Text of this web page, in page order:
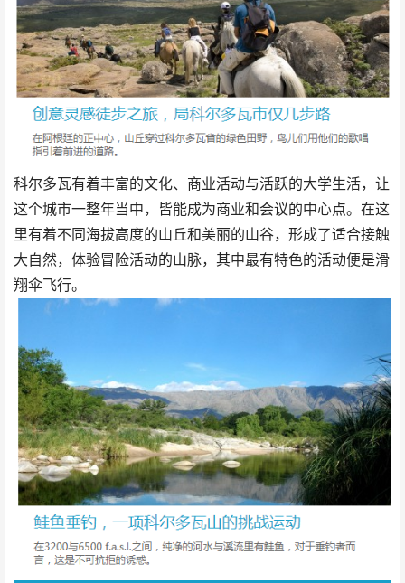
科尔多瓦有着丰富的文化、商业活动与活跃的大学生活，让
这个城市一整年当中，皆能成为商业和会议的中心点。在这
里有着不同海拔高度的山丘和美丽的山谷，形成了适合接触
大自然，体验冒险活动的山脉，其中最有特色的活动便是滑
翔伞飞行。